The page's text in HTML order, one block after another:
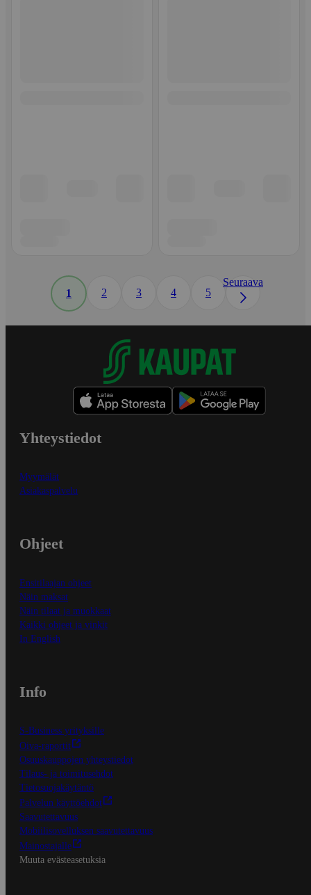
1 2 3 4 5
Seuraava
Yhteystiedot
Myymälät
Asiakaspalvelu
Ohjeet
Ensitilaajan ohjeet
Näin maksat
Näin tilaat ja muokkaat
Kaikki ohjeet ja vinkit
In English
Info
S-Business yrityksille
Oiva-raportit
Osuuskauppojen yhteystiedot
Tilaus- ja toimitusehdot
Tietosuojakäytäntö
Palvelun käyttöehdot
Saavutettavuus
Mobiilisovelluksen saavutettavuus
Mainostajalle
Muuta evästeasetuksia